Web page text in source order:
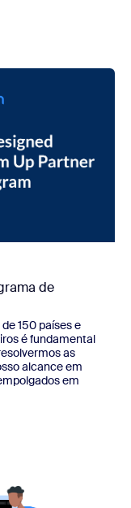
de
de
150 países e
é fundamental
as
alcance em
em
do